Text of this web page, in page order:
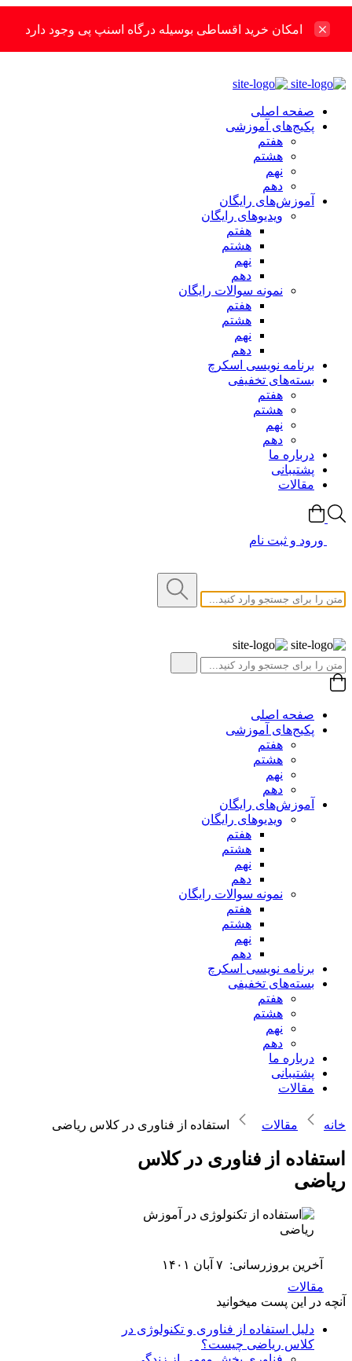
امکان خرید اقساطی بوسیله درگاه اسنپ پی وجود دارد
صفحه اصلی
پکیج‌های آموزشی
هفتم
هشتم
نهم
دهم
آموزش‌های رایگان
ویدیوهای رایگان
هفتم
هشتم
نهم
دهم
نمونه سوالات رایگان
هفتم
هشتم
نهم
دهم
برنامه نویسی اسکرچ
بسته‌های تخفیفی
هفتم
هشتم
نهم
دهم
درباره ما
پشتیبانی
مقالات
ورود و ثبت نام
صفحه اصلی
پکیج‌های آموزشی
هفتم
هشتم
نهم
دهم
آموزش‌های رایگان
ویدیوهای رایگان
هفتم
هشتم
نهم
دهم
نمونه سوالات رایگان
هفتم
هشتم
نهم
دهم
برنامه نویسی اسکرچ
بسته‌های تخفیفی
هفتم
هشتم
نهم
دهم
درباره ما
پشتیبانی
مقالات
خانه مقالات استفاده از فناوری در کلاس ریاضی
استفاده از فناوری در کلاس
ریاضی
آخرین بروزرسانی: ۷ آبان ۱۴۰۱
مقالات
آنچه در این پست میخوانید
دلیل استفاده از فناوری و تکنولوژی در
کلاس ریاضی چیست؟